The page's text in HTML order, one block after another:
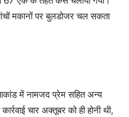
मकानों पर बुलडोजर चल सकता
में नामजद प्रेम सहित अन्य
चार अक्तूबर को ही होनी थी,